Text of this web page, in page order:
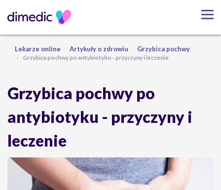
Lekarze online Artykuły o zdrowiu Grzybica pochwy
Grzybica pochwy po antybiotyku - przyczyny i leczenie
Grzybica pochwy po
antybiotyku - przyczyny i
leczenie